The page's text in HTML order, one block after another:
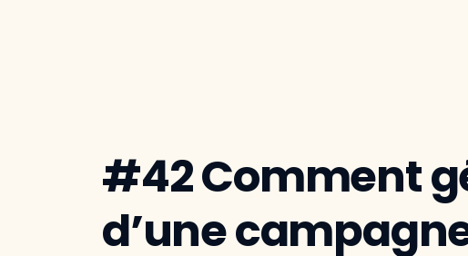
#42 Comment
d’une